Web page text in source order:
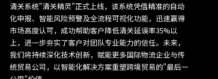
清关系统"清关精灵"正式上线，该系统凭借精准的自动
化申报、智能风险预警及全流程可视化功能，迅速赢得
市场高度认可，成功帮助客户降低清关延误率35%以
上，进一步夯实了客户对团队专业能力的信任。未来，
我们将持续深化技术创新，赋能更多国际物流企业与传
统贸易公司，以智能化解决方案重塑跨境贸易的"最后一